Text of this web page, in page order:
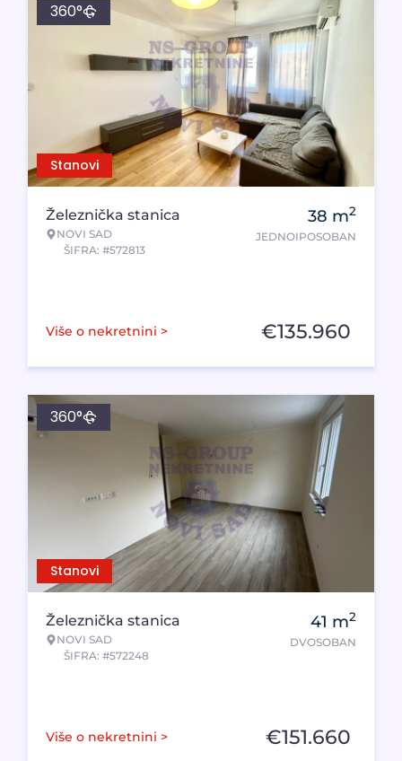
Stanovi
360°
Železnička stanica
NOVI SAD
ŠIFRA: #572813
38 m2
JEDNOIPOSOBAN
Više o nekretnini > €135.960
Stanovi
360°
Železnička stanica
NOVI SAD
ŠIFRA: #572248
41 m2
DVOSOBAN
Više o nekretnini > €151.660